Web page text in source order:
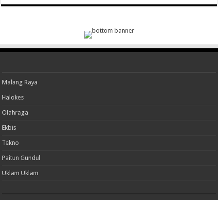
Malang Raya
Halokes
Olahraga
Ekbis
Tekno
Paitun Gundul
Uklam Uklam